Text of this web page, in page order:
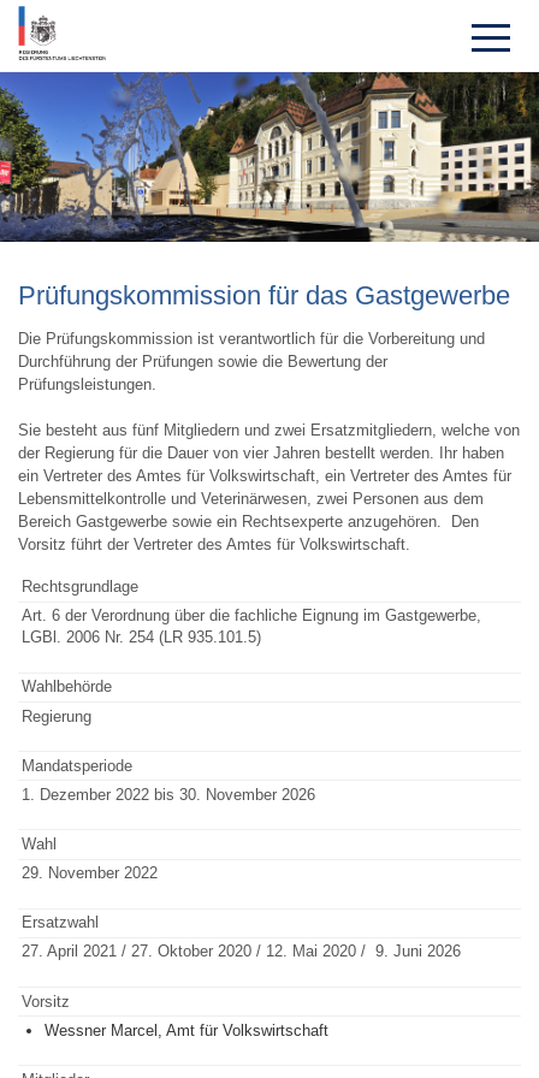
Prü­fungs­kom­mission für das Gast­ge­werbe
Die Prüfungskommission ist verantwortlich für die Vorbereitung und
Durchführung der Prüfungen sowie die Bewertung der
Prüfungsleistungen.
Sie besteht aus fünf Mitgliedern und zwei Ersatzmitgliedern, welche von
der Regierung für die Dauer von vier Jahren bestellt werden. Ihr haben
ein Vertreter des Amtes für Volkswirtschaft, ein Vertreter des Amtes für
Lebensmittelkontrolle und Veterinärwesen, zwei Personen aus dem
Bereich Gastgewerbe sowie ein Rechtsexperte anzugehören. Den
Vorsitz führt der Vertreter des Amtes für Volkswirtschaft.
Rechtsgrundlage
Art. 6 der Verordnung über die fachliche Eignung im Gastgewerbe,
LGBl. 2006 Nr. 254 (LR 935.101.5)
Wahlbehörde
Regierung
Mandatsperiode
1. Dezember 2022 bis 30. November 2026
Wahl
29. November 2022
Ersatzwahl
27. April 2021 / 27. Oktober 2020 / 12. Mai 2020 / 9. Juni 2026
Vorsitz
Wessner Marcel, Amt für Volkswirtschaft